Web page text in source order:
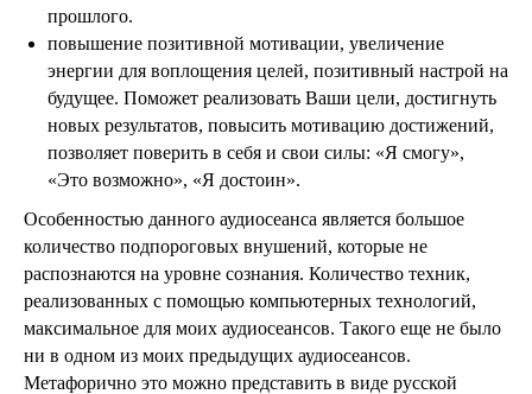
прошлого.
повышение позитивной мотивации, увеличение
энергии для воплощения целей, позитивный настрой на
будущее. Поможет реализовать Ваши цели, достигнуть
новых результатов, повысить мотивацию достижений,
позволяет поверить в себя и свои силы: «Я смогу»,
«Это возможно», «Я достоин».
Особенностью данного аудиосеанса является большое
количество подпороговых внушений, которые не
распознаются на уровне сознания. Количество техник,
реализованных с помощью компьютерных технологий,
максимальное для моих аудиосеансов. Такого еще не было
ни в одном из моих предыдущих аудиосеансов.
Метафорично это можно представить в виде русской